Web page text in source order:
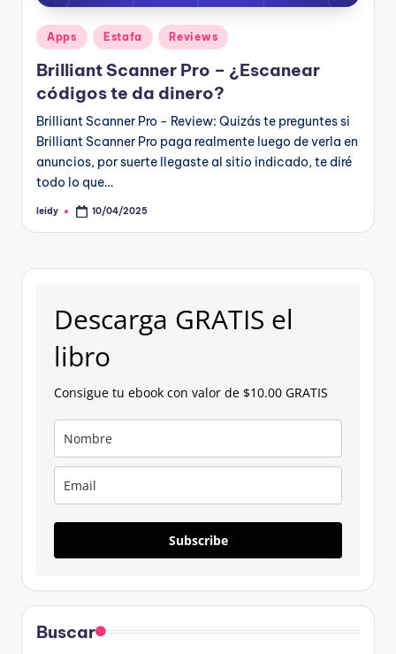
Publicado
en
Apps Estafa Reviews
Brilliant Scanner Pro – ¿Escanear
códigos te da dinero?
Brilliant Scanner Pro - Review: Quizás te preguntes si
Brilliant Scanner Pro paga realmente luego de verla en
anuncios, por suerte llegaste al sitio indicado, te diré
todo lo que…
Publicado
leidy 10/04/2025
Descarga GRATIS el
libro
Consigue tu ebook con valor de $10.00 GRATIS
Subscribe
Buscar